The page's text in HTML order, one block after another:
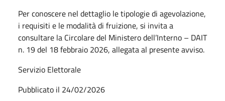
Per conoscere nel dettaglio le tipologie di agevolazione,
i requisiti e le modalità di fruizione, si invita a
consultare la Circolare del Ministero dell’Interno – DAIT
n. 19 del 18 febbraio 2026, allegata al presente avviso.
Servizio Elettorale
Pubblicato il 24/02/2026